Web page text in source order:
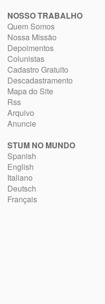
NOSSO TRABALHO
Quem Somos
Nossa Missão
Depoimentos
Colunistas
Cadastro Gratuito
Descadastramento
Mapa do Site
Rss
Arquivo
Anuncie
STUM NO MUNDO
Spanish
English
Italiano
Deutsch
Français